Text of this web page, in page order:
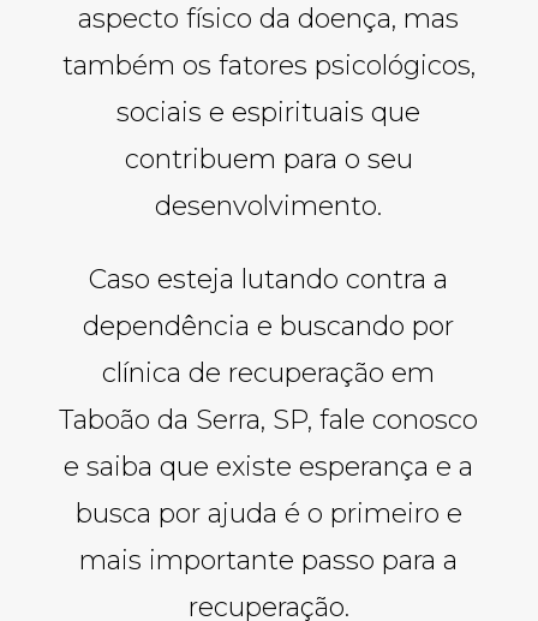
aspecto físico da doença, mas
também os fatores psicológicos,
sociais e espirituais que
contribuem para o seu
desenvolvimento.
Caso esteja lutando contra a
dependência e buscando por
clínica de recuperação em
Taboão da Serra, SP, fale conosco
e saiba que existe esperança e a
busca por ajuda é o primeiro e
mais importante passo para a
recuperação.